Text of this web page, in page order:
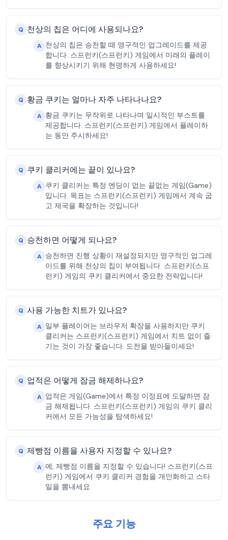
Q 천상의 칩은 어디에 사용되나요?
A 천상의 칩은 승천할 때 영구적인 업그레이드를 제공
합니다. 스프런키(스프런키) 게임에서 미래의 플레이
를 향상시키기 위해 현명하게 사용하세요!
Q 황금 쿠키는 얼마나 자주 나타나나요?
A 황금 쿠키는 무작위로 나타나며 일시적인 부스트를
제공합니다. 스프런키(스프런키) 게임에서 플레이하
는 동안 주시하세요!
Q 쿠키 클리커에는 끝이 있나요?
A 쿠키 클리커는 특정 엔딩이 없는 끝없는 게임(Game)
입니다. 목표는 스프런키(스프런키) 게임에서 계속 굽
고 제국을 확장하는 것입니다!
Q 승천하면 어떻게 되나요?
A 승천하면 진행 상황이 재설정되지만 영구적인 업그레
이드를 위해 천상의 칩이 부여됩니다. 스프런키(스프
런키) 게임의 쿠키 클리커에서 중요한 전략입니다!
Q 사용 가능한 치트가 있나요?
A 일부 플레이어는 브라우저 확장을 사용하지만 쿠키
클리커는 스프런키(스프런키) 게임에서 치트 없이 즐
기는 것이 가장 좋습니다. 도전을 받아들이세요!
Q 업적은 어떻게 잠금 해제하나요?
A 업적은 게임(Game)에서 특정 이정표에 도달하면 잠
금 해제됩니다. 스프런키(스프런키) 게임의 쿠키 클리
커에서 모든 가능성을 탐색하세요!
Q 제빵점 이름을 사용자 지정할 수 있나요?
A 예, 제빵점 이름을 지정할 수 있습니다! 스프런키(스프
런키) 게임에서 쿠키 클리커 경험을 개인화하고 스타
일을 뽐내세요.
주요 기능